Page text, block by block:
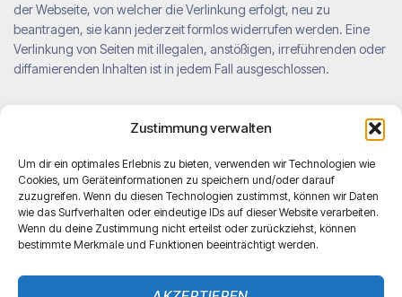
Zustimmung verwalten
Um dir ein optimales Erlebnis zu bieten, verwenden wir Technologien wie
Cookies, um Geräteinformationen zu speichern und/oder darauf
zuzugreifen. Wenn du diesen Technologien zustimmst, können wir Daten
wie das Surfverhalten oder eindeutige IDs auf dieser Website verarbeiten.
Wenn du deine Zustimmung nicht erteilst oder zurückziehst, können
bestimmte Merkmale und Funktionen beeinträchtigt werden.
der Webseite, von welcher die Verlinkung erfolgt, neu zu
beantragen, sie kann jederzeit formlos widerrufen werden. Eine
Verlinkung von Seiten mit illegalen, anstößigen, irreführenden oder
diffamierenden Inhalten ist in jedem Fall ausgeschlossen.
Dennoch kann keine Garantie für Aktualität und Vollständigkeit
Für alle mittels Querverweis (Link) verbundene Webinhalte
übernimmt der Anbieter keine Verantwortung, da es sich dabei um
keine eigenen Inhalte handelt. Externe Links wurden auf
waren solche nicht erkennbar. Bezüglich fremder Inhalte besteht